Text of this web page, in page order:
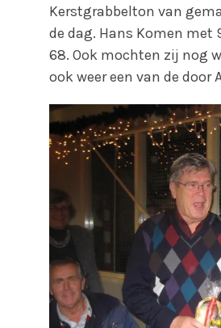
Kerstgrabbelton van
de dag. Hans Komen met
68. Ook mochten zij nog
ook weer een van de